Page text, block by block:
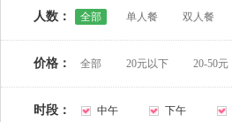
人数： 全部 单人餐 双人餐
价格： 全部 20元以下 20-50元
时段： 中午 下午